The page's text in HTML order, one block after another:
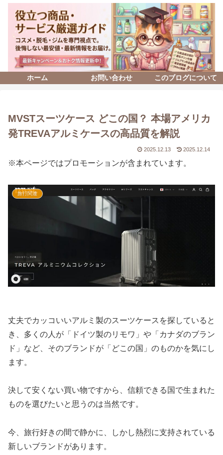
ホーム お問い合わせ このブログについて
MVSTスーツケース どこの国？ 本場アメリカ
発TREVAアルミケースの高品質を解説
2025.12.13 2025.12.14
※本ページではプロモーションが含まれています。
旅行関連
丈夫でカッコいいアルミ製のスーツケースを探していると
き、多くの人が「ドイツ製のリモワ」や「カナダのブラン
ド」など、そのブランドが「どこの国」のものかを気にし
ます。
決して安くない買い物ですから、信頼できる国で生まれた
ものを選びたいと思うのは当然です。
今、旅行好きの間で静かに、しかし熱烈に支持されている
新しいブランドがあります。